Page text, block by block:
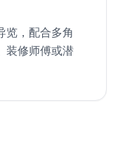
览，配合多角
修师傅或潜